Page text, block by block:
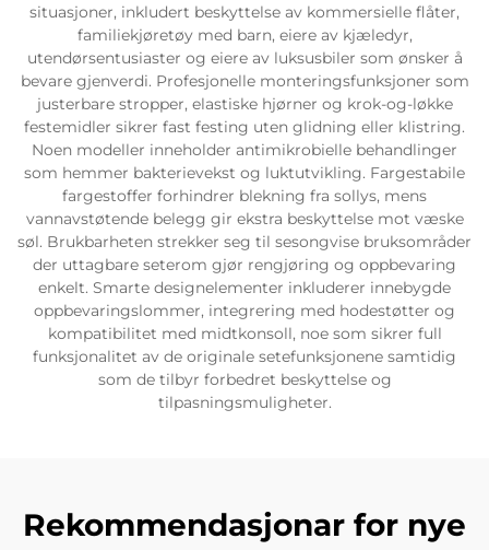
situasjoner, inkludert beskyttelse av kommersielle flåter,
familiekjøretøy med barn, eiere av kjæledyr,
utendørsentusiaster og eiere av luksusbiler som ønsker å
bevare gjenverdi. Profesjonelle monteringsfunksjoner som
justerbare stropper, elastiske hjørner og krok-og-løkke
festemidler sikrer fast festing uten glidning eller klistring.
Noen modeller inneholder antimikrobielle behandlinger
som hemmer bakterievekst og luktutvikling. Fargestabile
fargestoffer forhindrer blekning fra sollys, mens
vannavstøtende belegg gir ekstra beskyttelse mot væske
søl. Brukbarheten strekker seg til sesongvise bruksområder
der uttagbare seterom gjør rengjøring og oppbevaring
enkelt. Smarte designelementer inkluderer innebygde
oppbevaringslommer, integrering med hodestøtter og
kompatibilitet med midtkonsoll, noe som sikrer full
funksjonalitet av de originale setefunksjonene samtidig
som de tilbyr forbedret beskyttelse og
tilpasningsmuligheter.
Rekommendasjonar for nye